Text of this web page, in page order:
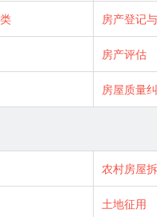
房产登记
房产评估
房屋质量
农村房屋
土地征用